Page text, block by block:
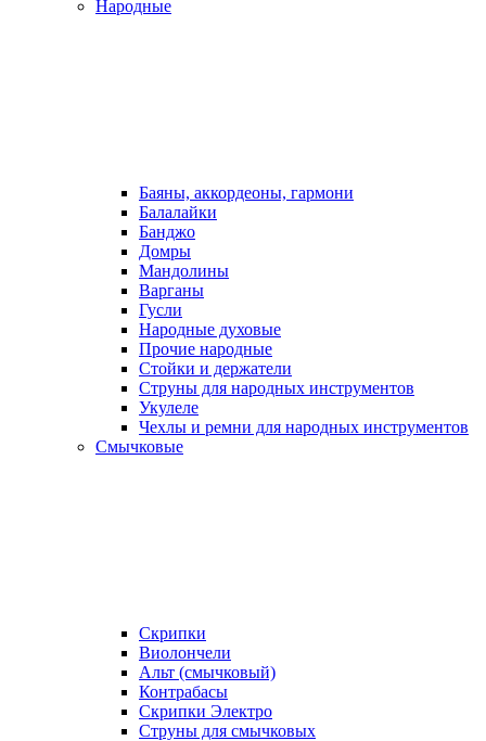
Народные
Баяны, аккордеоны, гармони
Балалайки
Банджо
Домры
Мандолины
Варганы
Гусли
Народные духовые
Прочие народные
Стойки и держатели
Струны для народных инструментов
Укулеле
Чехлы и ремни для народных инструментов
Смычковые
Скрипки
Виолончели
Альт (смычковый)
Контрабасы
Скрипки Электро
Струны для смычковых